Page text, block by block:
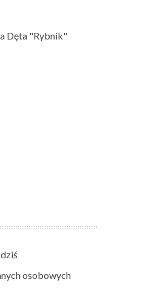
Dęta "Rybnik"
osobowych